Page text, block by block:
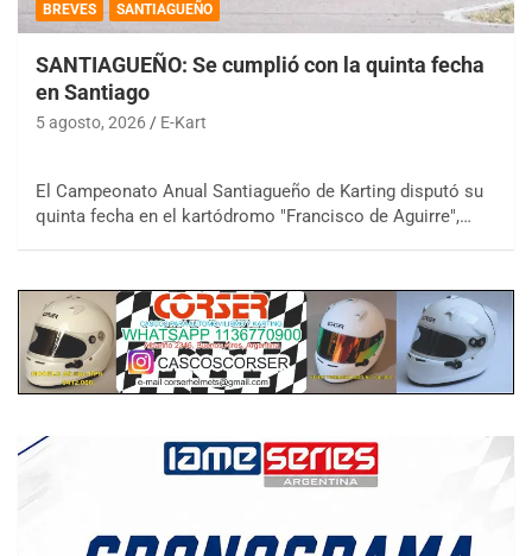
BREVES SANTIAGUEÑO
SANTIAGUEÑO: Se cumplió con la quinta fecha
en Santiago
5 agosto, 2026 E-Kart
El Campeonato Anual Santiagueño de Karting disputó su
quinta fecha en el kartódromo "Francisco de Aguirre",…